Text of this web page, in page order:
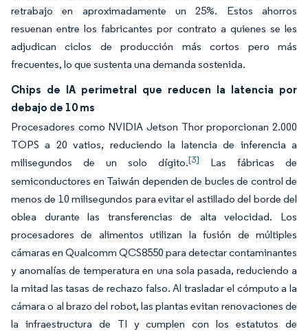
retrabajo en aproximadamente un 25%. Estos ahorros
resuenan entre los fabricantes por contrato a quienes se les
adjudican ciclos de producción más cortos pero más
frecuentes, lo que sustenta una demanda sostenida.
Chips de IA perimetral que reducen la latencia por
debajo de 10 ms
Procesadores como NVIDIA Jetson Thor proporcionan 2.000
TOPS a 20 vatios, reduciendo la latencia de inferencia a
milisegundos de un solo dígito.[3]
Las fábricas de
semiconductores en Taiwán dependen de bucles de control de
menos de 10 milisegundos para evitar el astillado del borde del
oblea durante las transferencias de alta velocidad. Los
procesadores de alimentos utilizan la fusión de múltiples
cámaras en Qualcomm QCS8550 para detectar contaminantes
y anomalías de temperatura en una sola pasada, reduciendo a
la mitad las tasas de rechazo falso. Al trasladar el cómputo a la
cámara o al brazo del robot, las plantas evitan renovaciones de
la infraestructura de TI y cumplen con los estatutos de